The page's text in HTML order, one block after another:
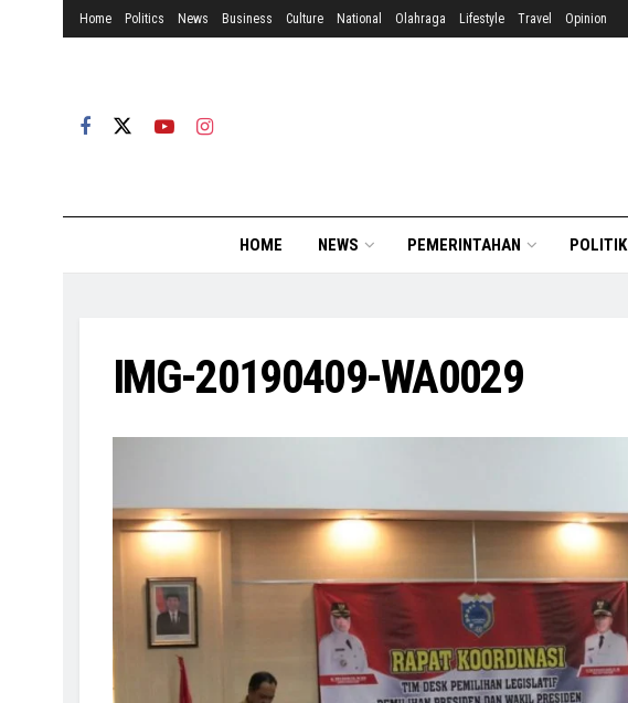
Home Politics News Business Culture National Olahraga Lifestyle Travel Opinion
HOME NEWS PEMERINTAHAN POLITIK
IMG-20190409-WA0029